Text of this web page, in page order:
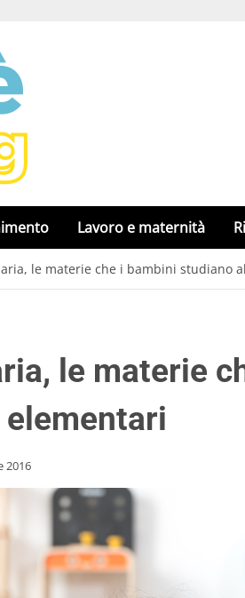
Lavoro e maternità
le materie che i bambini studiano
le materie
2016